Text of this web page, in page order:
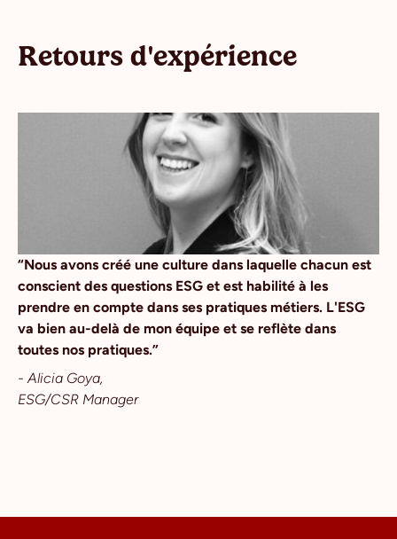
Retours d'expérience
“Nous avons créé une culture dans laquelle chacun est
conscient des questions ESG et est habilité à les
prendre en compte dans ses pratiques métiers. L'ESG
va bien au-delà de mon équipe et se reflète dans
toutes nos pratiques.”
- Alicia Goya,
ESG/CSR Manager